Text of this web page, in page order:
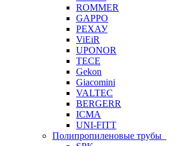
ROMMER
GAPPO
РЕХАУ
ViEiR
UPONOR
TECE
Gekon
Giacomini
VALTEC
BERGERR
ICMA
UNI-FITT
Полипропиленовые трубы